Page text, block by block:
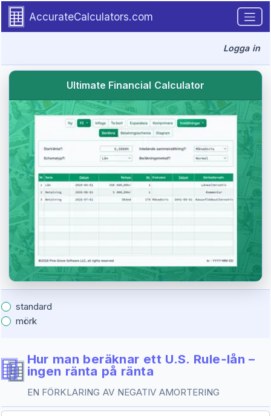
Go to tutorial content
AccurateCalculators.com
Logga in
Ultimate Financial Calculator
standard
mörk
Hur man beräknar ett U.S. Rule‑lån –
ingen ränta på ränta
EN FÖRKLARING AV NEGATIV AMORTERING